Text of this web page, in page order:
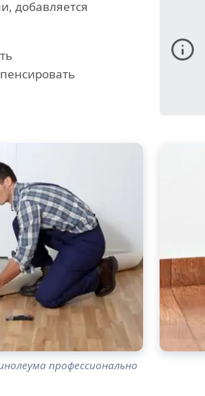
добавляется
профессионально